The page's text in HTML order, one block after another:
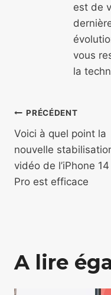
est de
vous
la
de
l’article
PRÉCÉDENT
Voici à quel point la
nouvelle
vidéo de l’iPhone 14
Pro est efficace
A lire